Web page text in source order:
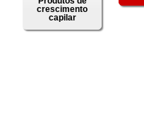
crescimento
capilar